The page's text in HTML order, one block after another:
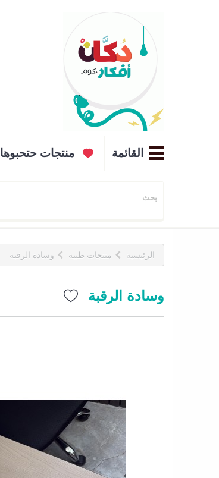
القائمة منتجات حتحبوها
الرئيسية منتجات طبية وسادة الرقبة
وسادة الرقبة